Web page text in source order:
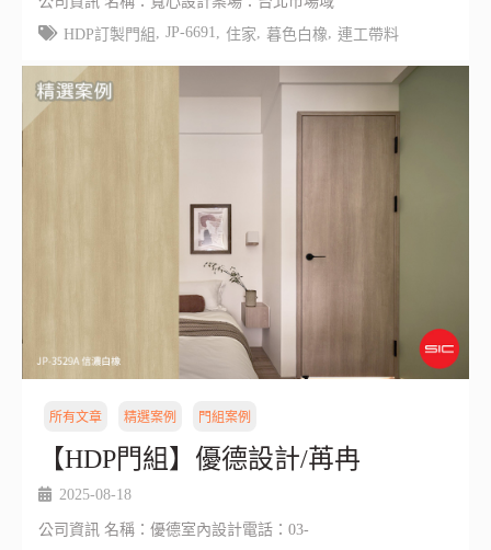
HDP訂製門組
JP-6691 住家 暮色白橡 連工帶料
所有文章 精選案例 門組案例
【HDP門組】優德設計/苒冉
2025-08-18
公司資訊 名稱：優德室內設計電話：03-